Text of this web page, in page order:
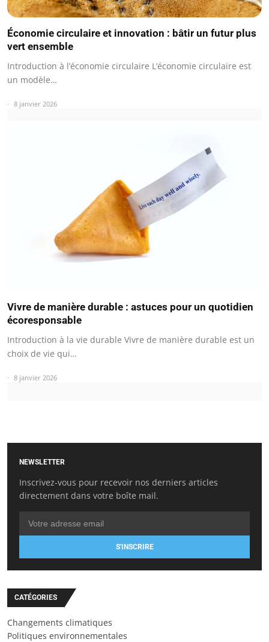
Économie circulaire et innovation : bâtir un futur plus
vert ensemble
Introduction à l’économie circulaire L’économie circulaire est
un modèle…
8 janvier 2026
Vivre de manière durable : astuces pour un quotidien
écoresponsable
Introduction à la vie durable Vivre de manière durable est un
choix de vie qui…
8 janvier 2026
NEWSLETTER
Inscrivez-vous pour recevoir nos derniers articles
directement dans votre boîte mail.
S'INSCRIRE
CATÉGORIES
Changements climatiques
Politiques environnementales